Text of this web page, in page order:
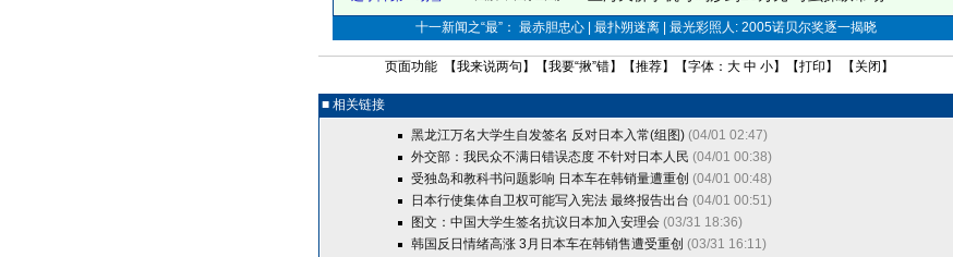
十一新闻之“最”： 最赤胆忠心 | 最扑朔迷离 | 最光彩照人: 2005诺贝尔奖逐一揭晓
页面功能 【我来说两句 】【我要“揪”错】【推荐】【字体： 大 中 小】【打印 】 【 关闭 】
■ 相关链接
黑龙江万名大学生自发签名 反对日本入常(组图) (04/01 02:47)
外交部：我民众不满日错误态度 不针对日本人民 (04/01 00:38)
受独岛和教科书问题影响 日本车在韩销量遭重创 (04/01 00:48)
日本行使集体自卫权可能写入宪法 最终报告出台 (04/01 00:51)
图文：中国大学生签名抗议日本加入安理会 (03/31 18:36)
韩国反日情绪高涨 3月日本车在韩销售遭受重创 (03/31 16:11)